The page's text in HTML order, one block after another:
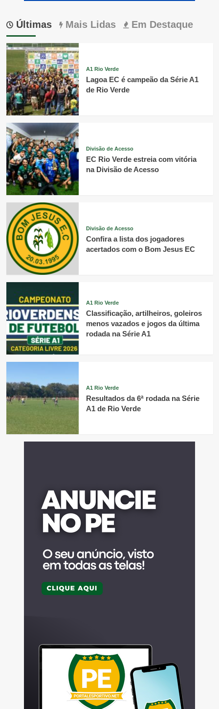
Últimas Mais Lidas Em Destaque
A1 Rio Verde
Lagoa EC é campeão da Série A1
de Rio Verde
Divisão de Acesso
EC Rio Verde estreia com vitória
na Divisão de Acesso
Divisão de Acesso
Confira a lista dos jogadores
acertados com o Bom Jesus EC
A1 Rio Verde
Classificação, artilheiros, goleiros
menos vazados e jogos da última
rodada na Série A1
A1 Rio Verde
Resultados da 6ª rodada na Série
A1 de Rio Verde